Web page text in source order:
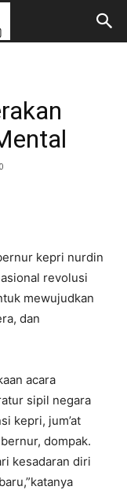
0
kepri nurdin
revolusi
mewujudkan
dan
acara
sipil negara
kepri, jum’at
dompak.
kesadaran diri